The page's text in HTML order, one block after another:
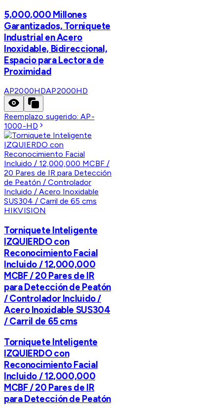
5,000,000 Millones
Garantizados, Torniquete
Industrial en Acero
Inoxidable, Bidireccional,
Espacio para Lectora de
Proximidad
AP2000HDAP2000HD
Reemplazo sugerido:AP-
1000-HD
HIKVISION
Torniquete Inteligente
IZQUIERDO con
Reconocimiento Facial
Incluido / 12,000,000
MCBF / 20 Pares de IR
para Detección de Peatón
/ Controlador Incluido /
Acero Inoxidable SUS304
/ Carril de 65 cms
Torniquete Inteligente
IZQUIERDO con
Reconocimiento Facial
Incluido / 12,000,000
MCBF / 20 Pares de IR
para Detección de Peatón